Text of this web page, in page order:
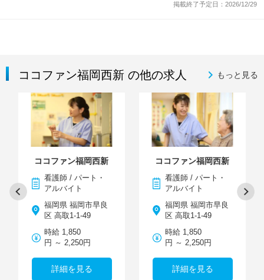
掲載終了予定日：2026/12/29
ココファン福岡西新 の他の求人 もっと見る
ココファン福岡西新
看護師 / パート・
アルバイト
福岡県 福岡市早良
区 高取1-1-49
時給 1,850
円 ～ 2,250円
詳細を見る
ココファン福岡西新
看護師 / パート・
アルバイト
福岡県 福岡市早良
区 高取1-1-49
時給 1,850
円 ～ 2,250円
詳細を見る